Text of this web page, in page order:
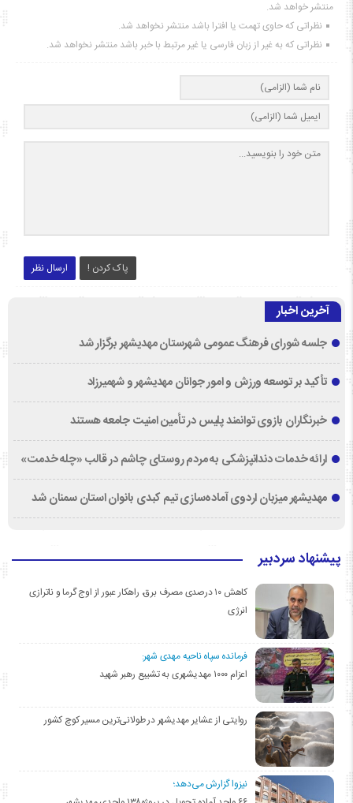
منتشر خواهد شد.
نظراتی که حاوی تهمت یا افترا باشد منتشر نخواهد شد.
نظراتی که به غیر از زبان فارسی یا غیر مرتبط با خبر باشد منتشر نخواهد شد.
ارسال نظر پاک کردن !
آخرین اخبار
جلسه شورای فرهنگ عمومی شهرستان مهدیشهر برگزار شد
تأکید بر توسعه ورزش و امور جوانان مهدیشهر و شهمیرزاد
خبرنگاران بازوی توانمند پلیس در تأمین امنیت جامعه هستند
ارائه خدمات دندانپزشکی به مردم روستای چاشم در قالب «چله خدمت»
مهدیشهر میزبان اردوی آماده‌سازی تیم کبدی بانوان استان سمنان شد
پیشنهاد سردبیر
کاهش ۱۰ درصدی مصرف برق، راهکار عبور از اوج گرما و ناترازی
انرژی
فرمانده سپاه ناحیه مهدی شهر:
اعزام ۱۰۰۰ مهدیشهری به تشییع رهبر شهید
روایتی از عشایر مهدیشهر در طولانی‌ترین مسیر کوچ کشور
نیزوا گزارش می‌دهد؛